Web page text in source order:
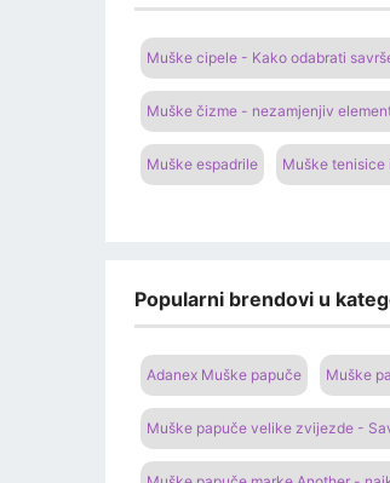
Muške cipele - Kako odabrati
Muške čizme - nezamjenjiv
Muške espadrile Muške
Popularni brendovi u
Adanex Muške papuče Muške
Muške papuče velike zvijezde -